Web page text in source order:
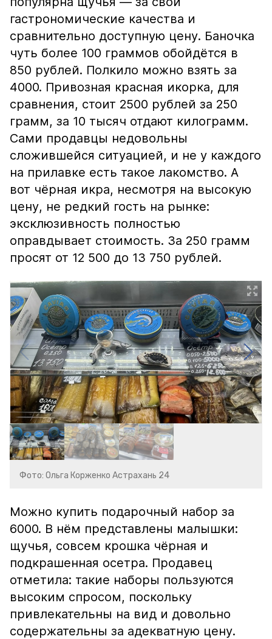
гастрономические качества и
сравнительно доступную цену. Баночка
чуть более 100 граммов обойдётся в
850 рублей. Полкило можно взять за
4000. Привозная красная икорка, для
сравнения, стоит 2500 рублей за 250
грамм, за 10 тысяч отдают килограмм.
Сами продавцы недовольны
сложившейся ситуацией, и не у каждого
на прилавке есть такое лакомство. А
вот чёрная икра, несмотря на высокую
цену, не редкий гость на рынке:
эксклюзивность полностью
оправдывает стоимость. За 250 грамм
просят от 12 500 до 13 750 рублей.
Фото: Ольга Корженко Астрахань 24
Можно купить подарочный набор за
6000. В нём представлены малышки:
щучья, совсем крошка чёрная и
подкрашенная осетра. Продавец
отметила: такие наборы пользуются
высоким спросом, поскольку
привлекательны на вид и довольно
содержательны за адекватную цену.